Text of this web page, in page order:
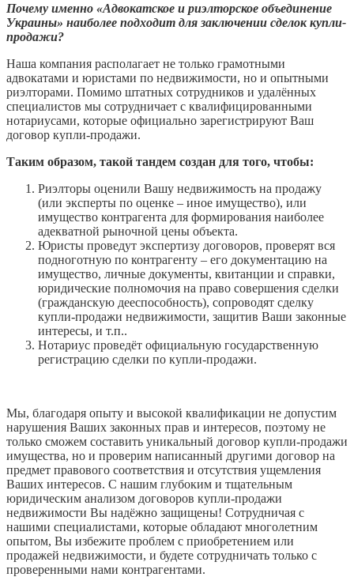
Почему именно «Адвокатское и риэлторское объединение
Украины» наиболее подходит для заключении сделок купли-
продажи?
Наша компания располагает не только грамотными
адвокатами и юристами по недвижимости, но и опытными
риэлторами. Помимо штатных сотрудников и удалённых
специалистов мы сотрудничает с квалифицированными
нотариусами, которые официально зарегистрируют Ваш
договор купли-продажи.
Таким образом, такой тандем создан для того, чтобы:
Риэлторы оценили Вашу недвижимость на продажу
(или эксперты по оценке – иное имущество), или
имущество контрагента для формирования наиболее
адекватной рыночной цены объекта.
Юристы проведут экспертизу договоров, проверят вся
подноготную по контрагенту – его документацию на
имущество, личные документы, квитанции и справки,
юридические полномочия на право совершения сделки
(гражданскую дееспособность), сопроводят сделку
купли-продажи недвижимости, защитив Ваши законные
интересы, и т.п..
Нотариус проведёт официальную государственную
регистрацию сделки по купли-продажи.
Мы, благодаря опыту и высокой квалификации не допустим
нарушения Ваших законных прав и интересов, поэтому не
только сможем составить уникальный договор купли-продажи
имущества, но и проверим написанный другими договор на
предмет правового соответствия и отсутствия ущемления
Ваших интересов. С нашим глубоким и тщательным
юридическим анализом договоров купли-продажи
недвижимости Вы надёжно защищены! Сотрудничая с
нашими специалистами, которые обладают многолетним
опытом, Вы избежите проблем с приобретением или
продажей недвижимости, и будете сотрудничать только с
проверенными нами контрагентами.